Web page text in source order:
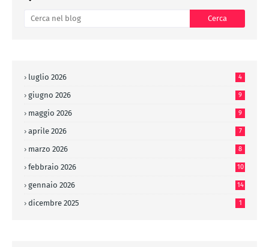
luglio 2026 4
giugno 2026 9
maggio 2026 9
aprile 2026 7
marzo 2026 8
febbraio 2026 10
gennaio 2026 14
dicembre 2025 1